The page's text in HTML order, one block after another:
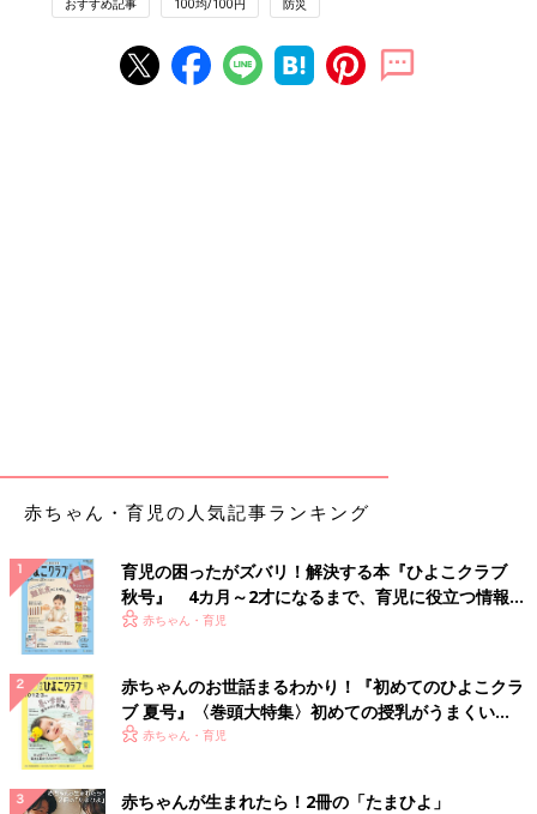
おすすめ記事 100均/100円 防災
赤ちゃん・育児の人気記事ランキング
育児の困ったがズバリ！解決する本『ひよこクラブ
秋号』 4カ月～2才になるまで、育児に役立つ情報が
いっぱい！
赤ちゃん・育児
赤ちゃんのお世話まるわかり！『初めてのひよこクラ
ブ 夏号』〈巻頭大特集〉初めての授乳がうまくい
く！ おっぱい・ミルクの基本と夏のトラブル 解決テ
赤ちゃん・育児
赤ちゃんが生まれたら！2冊の「たまひよ」